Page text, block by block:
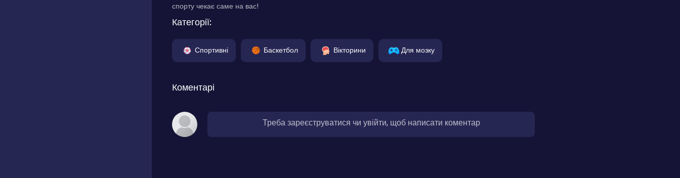
спорту чекає саме на вас!
Категорії:
Спортивні Баскетбол Вікторини Для мозку
Коментарі
Треба зареєструватися чи увійти, щоб написати коментар